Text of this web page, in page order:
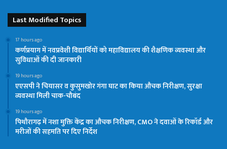
Last Modified Topics
17 hours ago
कर्णप्रयाग में नवप्रवेशी विद्यार्थियों को महाविद्यालय की शैक्षणिक व्यवस्था और
सुविधाओं की दी जानकारी
19 hours ago
एएसपी ने चियासर व कुसुमखोर गंगा घाट का किया औचक निरीक्षण, सुरक्षा
व्यवस्था मिली चाक-चौबंद
19 hours ago
पिथौरागढ़ में नशा मुक्ति केंद्र का औचक निरीक्षण, CMO ने दवाओं के रिकॉर्ड और
मरीजों की सहमति पर दिए निर्देश